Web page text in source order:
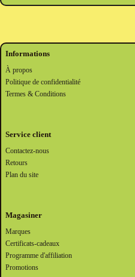
Informations
À propos
Politique de confidentialité
Termes & Conditions
Service client
Contactez-nous
Retours
Plan du site
Magasiner
Marques
Certificats-cadeaux
Programme d'affiliation
Promotions